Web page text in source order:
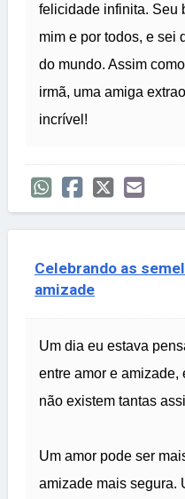
felicidade infinita. Seu
mim e por todos, e sei
do mundo. Assim
irmã, uma amiga
incrível!
Celebrando as
amizade
Um dia eu estava
entre amor e
não existem tantas
Um amor pode ser
amizade mais segura.